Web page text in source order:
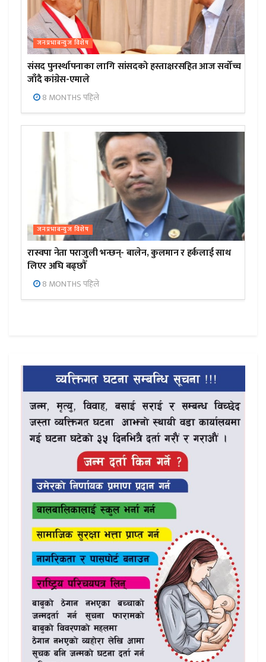
जनप्रभाबन्युज विशेष
संसद पुनर्स्थापनाका लागि सांसदको हस्ताक्षरसहित आज सर्वोच्च
जाँदै कांग्रेस-एमाले
8 MONTHS पहिले
जनप्रभाबन्युज विशेष
रास्वपा नेता पराजुली भन्छन्- बालेन, कुलमान र हर्कलाई साथ
लिएर अघि बढ्छौँ
8 MONTHS पहिले